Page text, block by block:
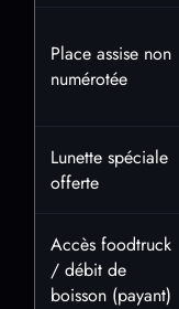
Place assise non
numérotée
Lunette spéciale
offerte
Accès foodtruck
/ débit de
boisson (payant)